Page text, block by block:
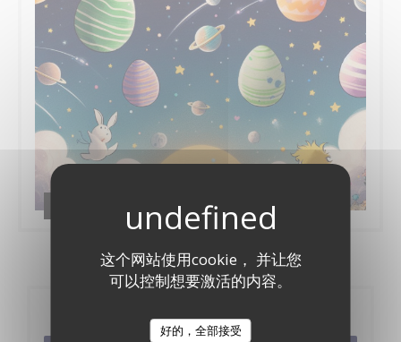
这个网站使用cookie， 并让您
可以控制想要激活的内容。
好的，全部接受